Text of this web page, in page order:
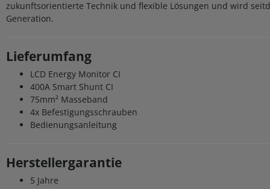
zukunftsorientierte Technik und flexible Lösungen und wird
Generation.
Lieferumfang
LCD Energy Monitor CI
400A Smart Shunt CI
75mm² Masseband
4x Befestigungsschrauben
Bedienungsanleitung
Herstellergarantie
5 Jahre